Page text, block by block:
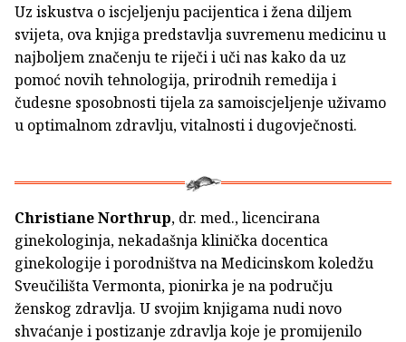
Uz iskustva o iscjeljenju pacijentica i žena diljem
svijeta, ova knjiga predstavlja suvremenu medicinu u
najboljem značenju te riječi i uči nas kako da uz
pomoć novih tehnologija, prirodnih remedija i
čudesne sposobnosti tijela za samoiscjeljenje uživamo
u optimalnom zdravlju, vitalnosti i dugovječnosti.
Christiane Northrup, dr. med., licencirana
ginekologinja, nekadašnja klinička docentica
ginekologije i porodništva na Medicinskom koledžu
Sveučilišta Vermonta, pionirka je na području
ženskog zdravlja. U svojim knjigama nudi novo
shvaćanje i postizanje zdravlja koje je promijenilo